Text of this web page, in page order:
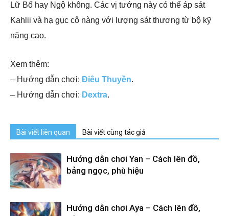
Lữ Bố hay Ngộ không. Các vị tướng này có thể áp sát
Kahlii và hạ gục cô nàng với lượng sát thương từ bộ kỹ
năng cao.
Xem thêm:
– Hướng dẫn chơi: Điêu Thuyền.
– Hướng dẫn chơi: Dextra.
Bài viết liên quan Bài viết cùng tác giả
Hướng dẫn chơi Yan – Cách lên đồ,
bảng ngọc, phù hiệu
Hướng dẫn chơi Aya – Cách lên đồ,